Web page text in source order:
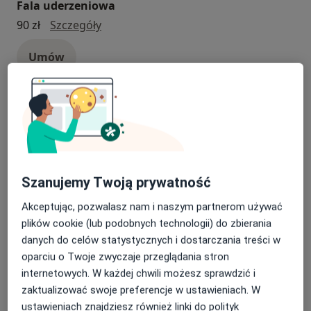
▪ Rehabilitacja ambulatoryjna i szpitalna
▪ Diagnostyka obrazowa i laboratoryjna
▪ Przeglądy stanu zdrowia
▪ Medycyna pracy
▪ Badana kliniczne
Dbamy o Ciebie i o Twoich bliskich.
Fala uderzeniowa
90 zł
SzczegółyFala uderzeniowa
Umów
Konsultacja chirurgiczna
Od 450 zł
Szczegóły
Umów
Konsultacja nefrologiczna
280 zł
SzczegółyKonsultacja nefrologiczna
Umów
Konsultacja internistyczna
Szanujemy Twoją prywatność
Akceptując, pozwalasz nam i naszym partnerom używać
plików cookie (lub podobnych technologii) do zbierania
danych do celów statystycznych i dostarczania treści w
oparciu o Twoje zwyczaje przeglądania stron
internetowych. W każdej chwili możesz sprawdzić i
zaktualizować swoje preferencje w ustawieniach. W
ustawieniach znajdziesz również linki do polityk